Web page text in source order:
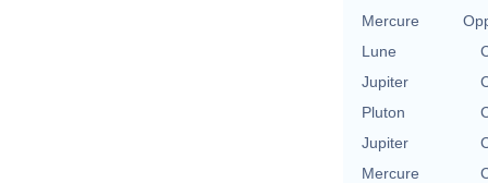
Mercure
Lune
Jupiter
Pluton
Jupiter
Mercure